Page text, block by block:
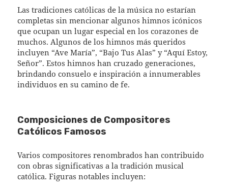
Las tradiciones católicas de la música no estarían
completas sin mencionar algunos himnos icónicos
que ocupan un lugar especial en los corazones de
muchos. Algunos de los himnos más queridos
incluyen “Ave María”, “Bajo Tus Alas” y “Aquí Estoy,
Señor”. Estos himnos han cruzado generaciones,
brindando consuelo e inspiración a innumerables
individuos en su camino de fe.
Composiciones de Compositores
Católicos Famosos
Varios compositores renombrados han contribuido
con obras significativas a la tradición musical
católica. Figuras notables incluyen: